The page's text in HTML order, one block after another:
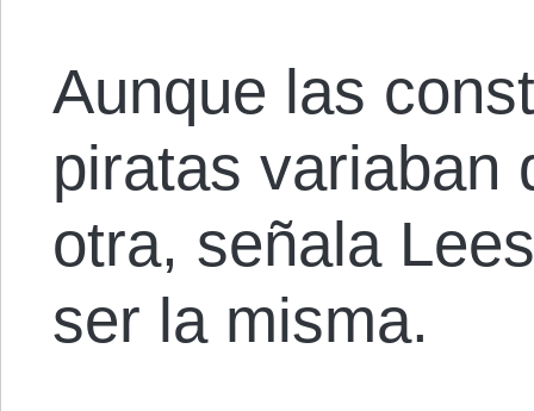
Aunque las
piratas variaban
otra, señala
ser la misma.